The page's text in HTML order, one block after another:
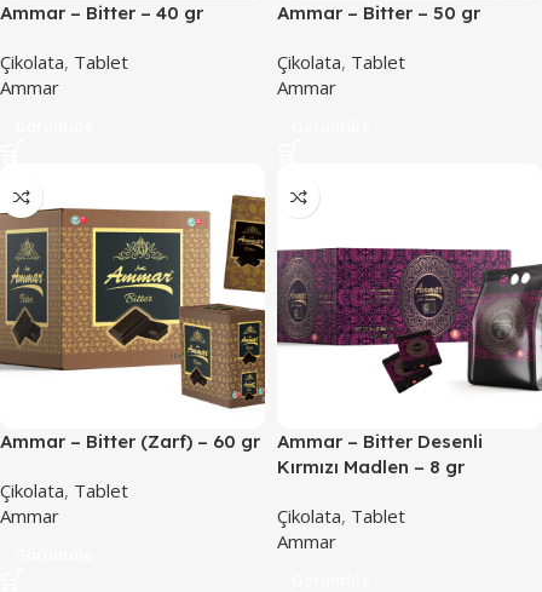
Ammar – Bitter – 40 gr
Çikolata, Tablet
Ammar
Ammar – Bitter – 50 gr
Çikolata, Tablet
Ammar
Ammar – Bitter (Zarf) – 60 gr
Çikolata, Tablet
Ammar
Ammar – Bitter Desenli
Kırmızı Madlen – 8 gr
Çikolata, Tablet
Ammar